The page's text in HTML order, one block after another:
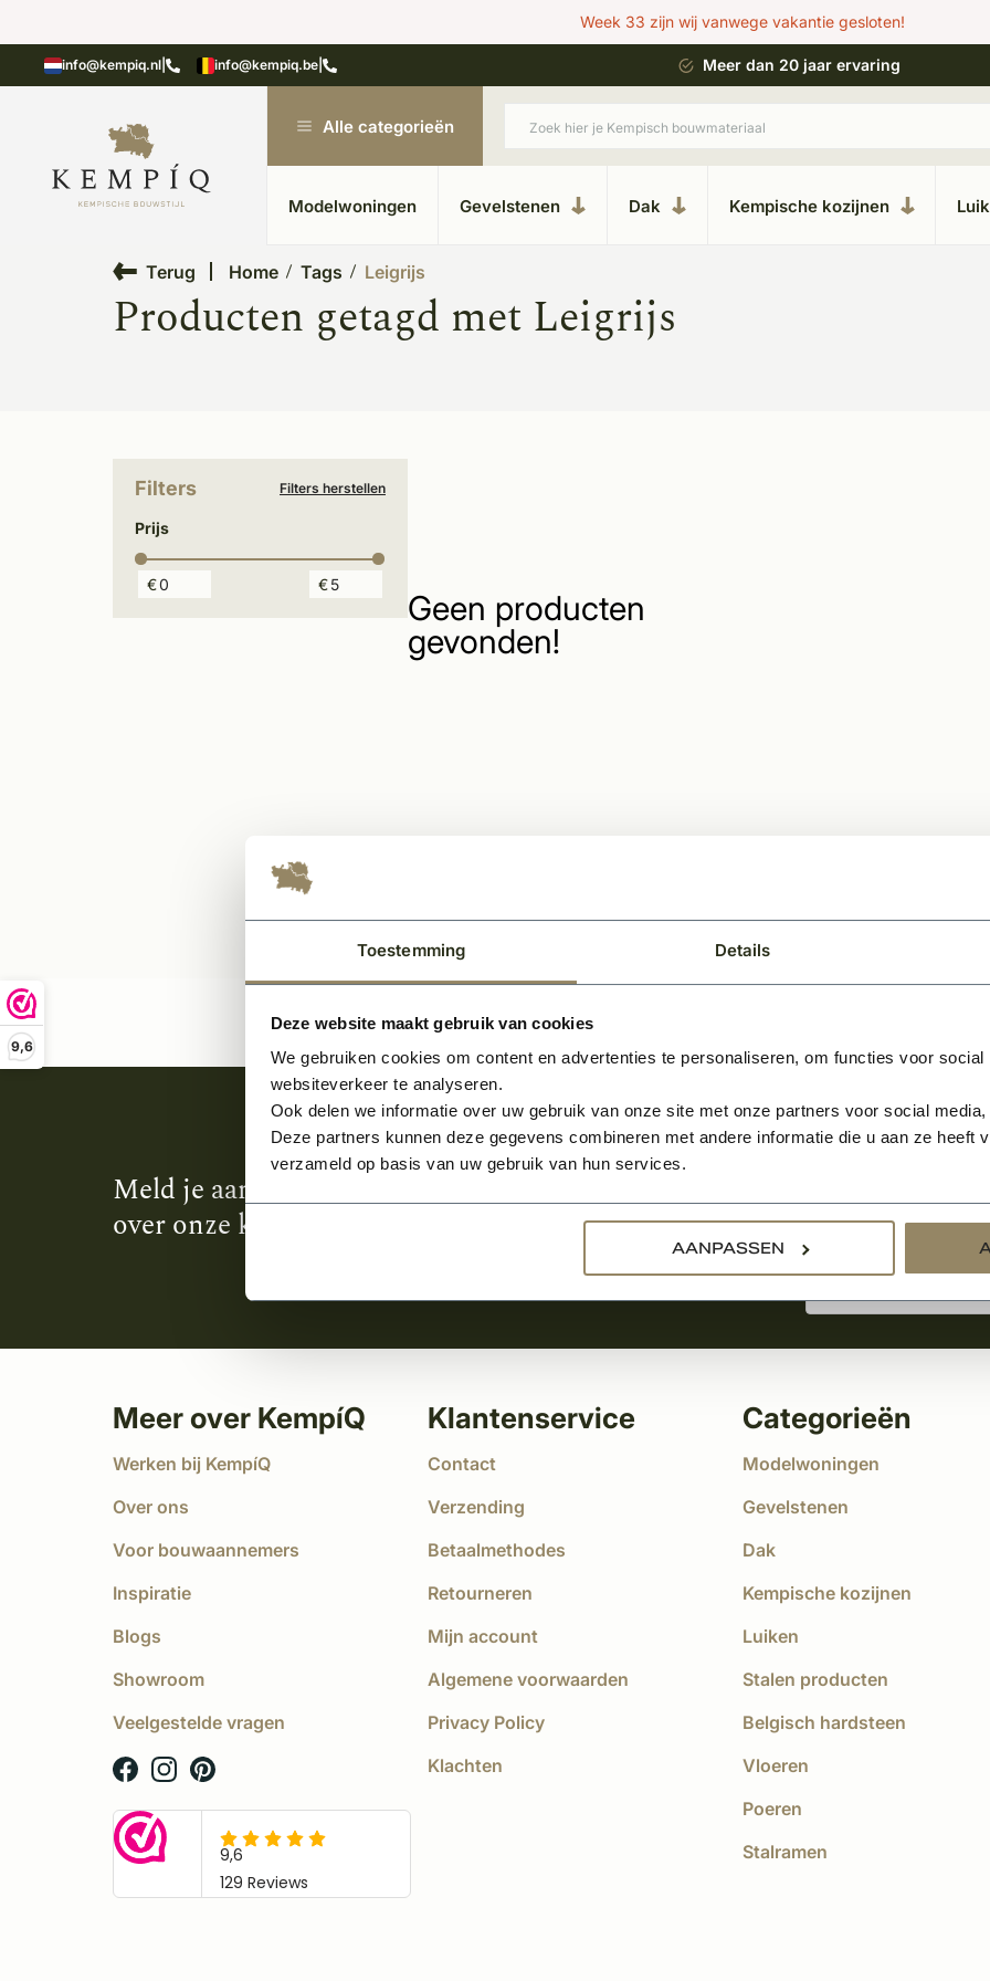
Toestemming Details
Deze website maakt gebruik van cookies
We gebruiken cookies om content en advertenties te personaliseren, om functies voor
websiteverkeer te analyseren.
Ook delen we informatie over uw gebruik van onze site met onze partners voor social
Deze partners kunnen deze gegevens combineren met andere informatie die u aan ze heeft
verzameld op basis van uw gebruik van hun services.
AANPASSEN
9,6
Week 33 zijn wij vanwege vakantie gesloten!
info@kempiq.nl info@kempiq.be
in Kesteren Unieke materialen in kempische bouwstijl Meer dan 20 jaar ervaring
Alle categorieën
Modelwoningen Gevelstenen Dak Kempische kozijnen
Terug Home Tags Leigrijs
Producten getagd met Leigrijs
Filters Filters herstellen
Prijs
€ €
Geen producten
gevonden!
Meld je aan en ontvang het laatste nieuws
over onze kempische bouwstijl!
Aanmelden voor de
Meer over KempíQ
Werken bij KempíQ
Over ons
Voor bouwaannemers
Inspiratie
Blogs
Showroom
Veelgestelde vragen
Klantenservice
Contact
Verzending
Betaalmethodes
Retourneren
Mijn account
Algemene voorwaarden
Privacy Policy
Klachten
Categorieën
Modelwoningen
Gevelstenen
Dak
Kempische kozijnen
Luiken
Stalen producten
Belgisch hardsteen
Vloeren
Poeren
Stalramen